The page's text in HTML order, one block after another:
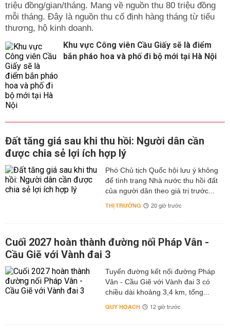
triệu đồng/gian/tháng. Mang về nguồn thu 80 triệu đồng
mỗi tháng. Đây là nguồn thu cố định hàng tháng từ tiểu
thương, hộ kinh doanh.
Khu vực Công viên Cầu Giấy sẽ là điểm
bắn pháo hoa và phố đi bộ mới tại Hà Nội
Đất tăng giá sau khi thu hồi: Người dân cần
được chia sẻ lợi ích hợp lý
Phó Chủ tịch Quốc hội lưu ý không
để tình trạng Nhà nước thu hồi đất
của người dân theo giá trị trước...
THỊ TRƯỜNG 20 giờ trước
Cuối 2027 hoàn thành đường nối Pháp Vân -
Cầu Giẽ với Vành đai 3
Tuyến đường kết nối đường Pháp
Vân - Cầu Giẽ với Vành đai 3 có
chiều dài khoảng 3,4 km, tổng...
QUY HOẠCH 12 giờ trước